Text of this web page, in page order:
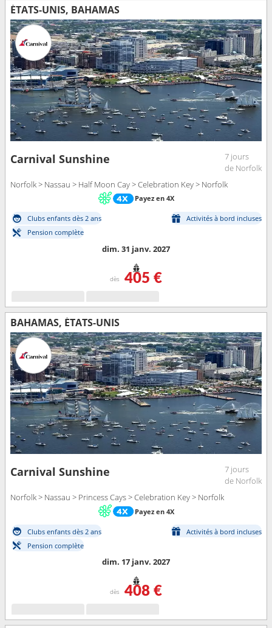
ÉTATS-UNIS, BAHAMAS
Carnival Sunshine
7 jours
de Norfolk
Norfolk > Nassau > Half Moon Cay > Celebration Key > Norfolk
Payez en 4X
Clubs enfants dès 2 ans
Activités à bord incluses
Pension complète
dim. 31 janv. 2027
dès 405 €
BAHAMAS, ÉTATS-UNIS
Carnival Sunshine
7 jours
de Norfolk
Norfolk > Nassau > Princess Cays > Celebration Key > Norfolk
Payez en 4X
Clubs enfants dès 2 ans
Activités à bord incluses
Pension complète
dim. 17 janv. 2027
dès 408 €